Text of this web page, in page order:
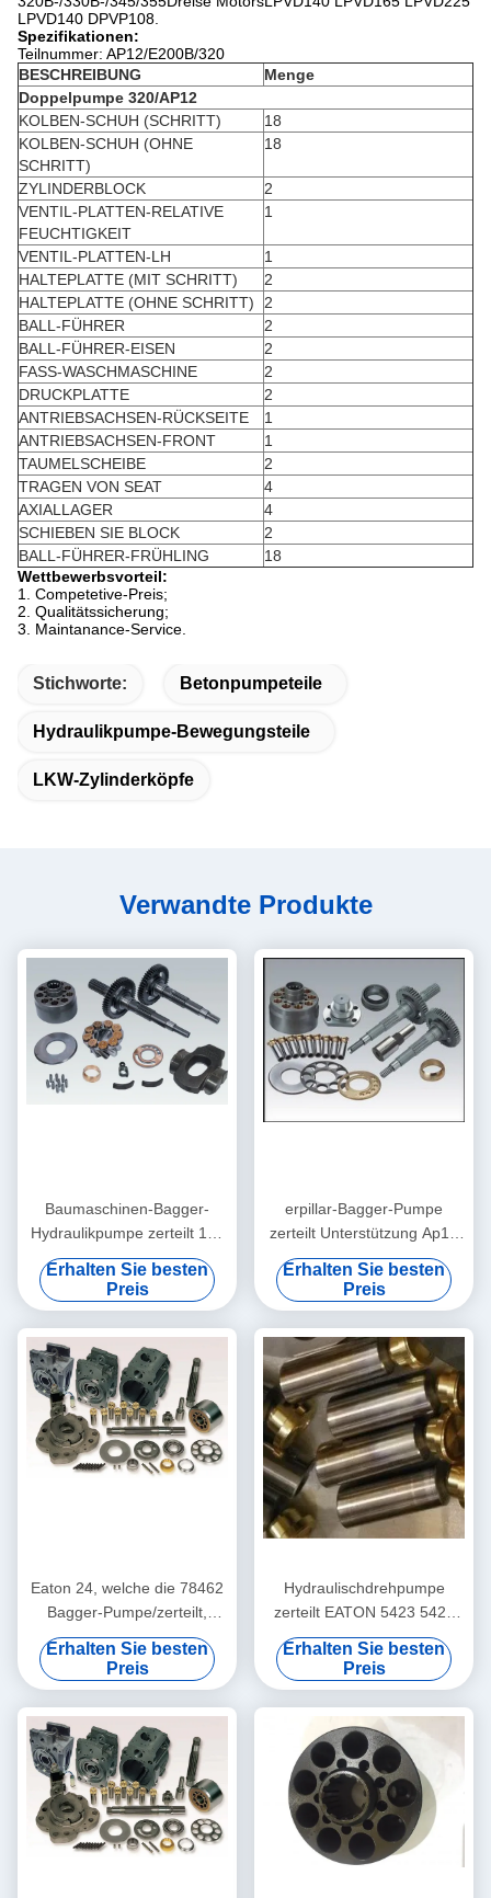
LPVD140 DPVP108.
Spezifikationen:
Teilnummer: AP12/E200B/320
BESCHREIBUNG
Menge
Doppelpumpe 320/AP12
KOLBEN-SCHUH (SCHRITT)
18
KOLBEN-SCHUH (OHNE
SCHRITT)
18
ZYLINDERBLOCK
2
VENTIL-PLATTEN-RELATIVE
FEUCHTIGKEIT
1
VENTIL-PLATTEN-LH
1
HALTEPLATTE (MIT SCHRITT)
2
HALTEPLATTE (OHNE SCHRITT)
2
BALL-FÜHRER
2
BALL-FÜHRER-EISEN
2
FASS-WASCHMASCHINE
2
DRUCKPLATTE
2
ANTRIEBSACHSEN-RÜCKSEITE
1
ANTRIEBSACHSEN-FRONT
1
TAUMELSCHEIBE
2
TRAGEN VON SEAT
4
AXIALLAGER
4
SCHIEBEN SIE BLOCK
2
BALL-FÜHRER-FRÜHLING
18
Wettbewerbsvorteil:
1. Competetive-Preis;
2. Qualitätssicherung;
3. Maintanance-Service.
Stichworte: Betonpumpeteile
Hydraulikpumpe-Bewegungsteile
LKW-Zylinderköpfe
Verwandte Produkte
Baumaschinen-Bagger-
Hydraulikpumpe zerteilt 14g
4T2767
Erhalten Sie besten
Preis
erpillar-Bagger-Pumpe
zerteilt Unterstützung Ap12
E200b Bagger-215 225 320
Erhalten Sie besten
Preis
Eaton 24, welche die 78462
Bagger-Pumpe/zerteilt,
Hydraulikpumpe-
Bewegungsteile tauscht
Erhalten Sie besten
Preis
Hydraulischdrehpumpe
zerteilt EATON 5423 5421
Reihe für Mischer-Autos
Erhalten Sie besten
Preis